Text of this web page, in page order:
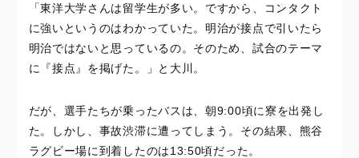
「東洋大学さんは留学生が多い。ですから、コンタクト
に強いというのはわかっていた。明治が接点で引いたら
明治ではないと思っているの。そのため、試合のテーマ
に『接点』を掲げた。」と大川。
だが、選手たちが乗ったバスは、朝9:00頃に寮を出発し
た。しかし、事故渋滞に遭ってしまう。その結果、熊谷
ラグビー場に到着したのは13:50頃だった。